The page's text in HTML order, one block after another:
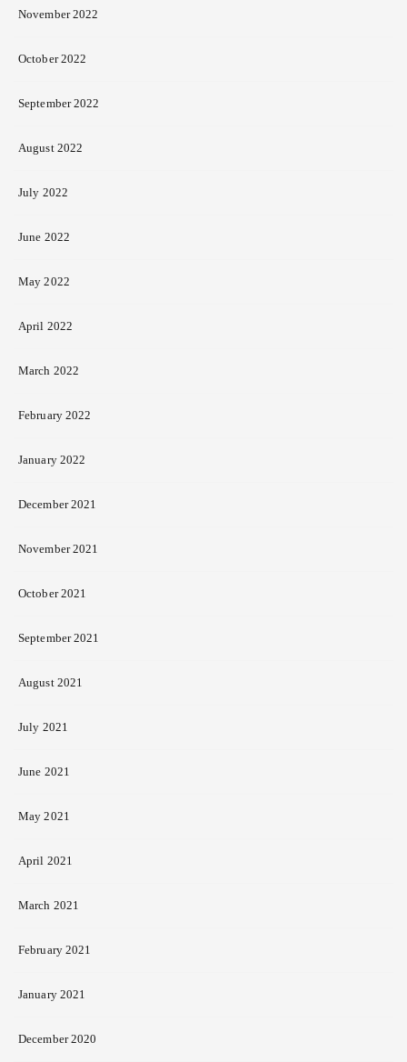
November 2022
October 2022
September 2022
August 2022
July 2022
June 2022
May 2022
April 2022
March 2022
February 2022
January 2022
December 2021
November 2021
October 2021
September 2021
August 2021
July 2021
June 2021
May 2021
April 2021
March 2021
February 2021
January 2021
December 2020